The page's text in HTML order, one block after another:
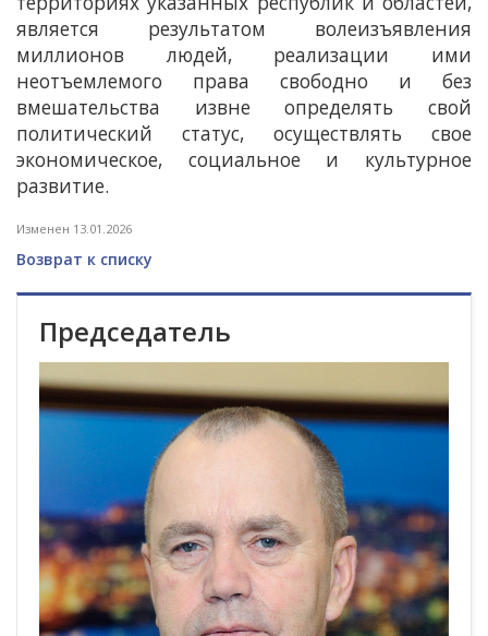
является результатом волеизъявления
миллионов людей, реализации ими
неотъемлемого права свободно и без
вмешательства извне определять свой
политический статус, осуществлять свое
экономическое, социальное и культурное
развитие.
Изменен 13.01.2026
Возврат к списку
Председатель